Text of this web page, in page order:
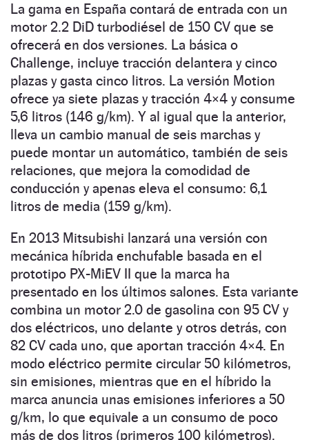
La gama en España contará de entrada con un
motor 2.2 DiD turbodiésel de 150 CV que se
ofrecerá en dos versiones. La básica o
Challenge, incluye tracción delantera y cinco
plazas y gasta cinco litros. La versión Motion
ofrece ya siete plazas y tracción 4×4 y consume
5,6 litros (146 g/km). Y al igual que la anterior,
lleva un cambio manual de seis marchas y
puede montar un automático, también de seis
relaciones, que mejora la comodidad de
conducción y apenas eleva el consumo: 6,1
litros de media (159 g/km).
En 2013 Mitsubishi lanzará una versión con
mecánica híbrida enchufable basada en el
prototipo PX-MiEV II que la marca ha
presentado en los últimos salones. Esta variante
combina un motor 2.0 de gasolina con 95 CV y
dos eléctricos, uno delante y otros detrás, con
82 CV cada uno, que aportan tracción 4×4. En
modo eléctrico permite circular 50 kilómetros,
sin emisiones, mientras que en el híbrido la
marca anuncia unas emisiones inferiores a 50
g/km, lo que equivale a un consumo de poco
más de dos litros (primeros 100 kilómetros).